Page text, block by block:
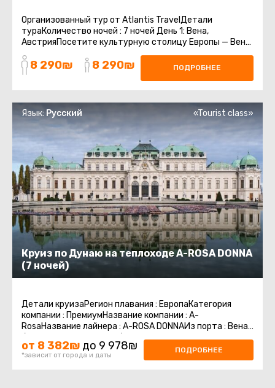
Организованный тур от Atlantis TravelДетали
тураКоличество ночей : 7 ночей День 1: Вена,
АвстрияПосетите культурную столицу Европы — Вену,
насладитесь архитектурными шедеврами ...
8 290₪ 8 290₪ ПОДРОБНЕЕ
Круиз по Дунаю на теплоходе A-ROSA DONNA
(7 ночей)
Язык: Русский «Tourist class»
Детали круизаРегион плавания : ЕвропаКатегория
компании : ПремиумНазвание компании : A-
RosaНазвание лайнера : A-ROSA DONNAИз порта : Вена
/ АвстрияВ порт : Вена / АвстрияКоличество ...
от 8 382₪ до 9 978₪
*зависит от города и даты
ПОДРОБНЕЕ